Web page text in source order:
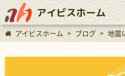
アイビスホーム
アイビスホーム > ブログ > 地震